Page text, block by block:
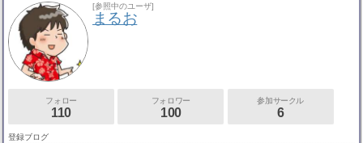
[参照中のユーザ]
まるお
フォロー
110
フォロワー
100
参加サークル
6
登録ブログ